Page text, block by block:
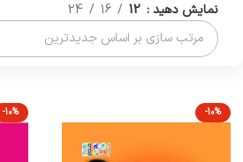
نمایش دهید 12
16
24
-10%
-10%